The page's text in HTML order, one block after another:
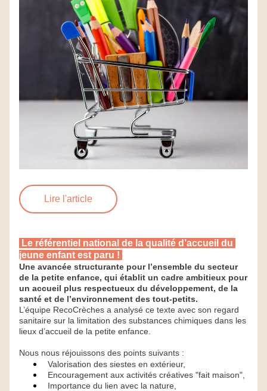
Lire l'article
jeune enfant est paru !
Une avancée structurante pour l’ensemble du secteur
de la petite enfance, qui établit un cadre ambitieux pour
un accueil plus respectueux du développement, de la
santé et de l’environnement des tout-petits.
L’équipe RecoCrèches a analysé ce texte avec son regard
sanitaire sur la limitation des substances chimiques dans les
lieux d’accueil de la petite enfance.
Nous nous réjouissons des points suivants :
Valorisation des siestes en extérieur,
Encouragement aux activités créatives "fait maison",
Importance du lien avec la nature,